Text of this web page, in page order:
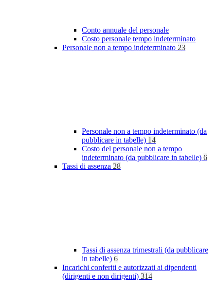
Conto annuale del personale
Costo personale tempo indeterminato
Personale non a tempo indeterminato 23
Personale non a tempo indeterminato (da
pubblicare in tabelle) 14
Costo del personale non a tempo
indeterminato (da pubblicare in tabelle) 6
Tassi di assenza 28
Tassi di assenza trimestrali (da pubblicare
in tabelle) 6
Incarichi conferiti e autorizzati ai dipendenti
(dirigenti e non dirigenti) 314